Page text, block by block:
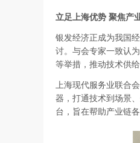
立足上海优势 聚焦产
银发经济正成为我国
讨。与会专家一致认
等举措，推动技术供
上海现代服务业联合
器，打通技术到场景
台，旨在帮助产业链